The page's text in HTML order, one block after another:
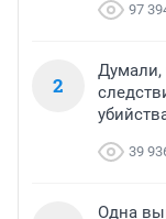
97
2
Думали,
39
Одна